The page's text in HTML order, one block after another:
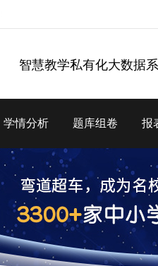
智慧教学私有化大数据
学情分析 题库组卷 报